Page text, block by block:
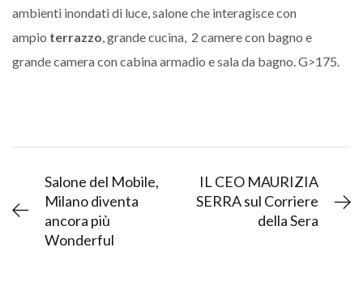
ambienti inondati di luce, salone che interagisce con
ampio terrazzo, grande cucina, 2 camere con bagno e
grande camera con cabina armadio e sala da bagno. G>175.
Salone del Mobile,
Milano diventa
ancora più
Wonderful
IL CEO MAURIZIA
SERRA sul Corriere
della Sera